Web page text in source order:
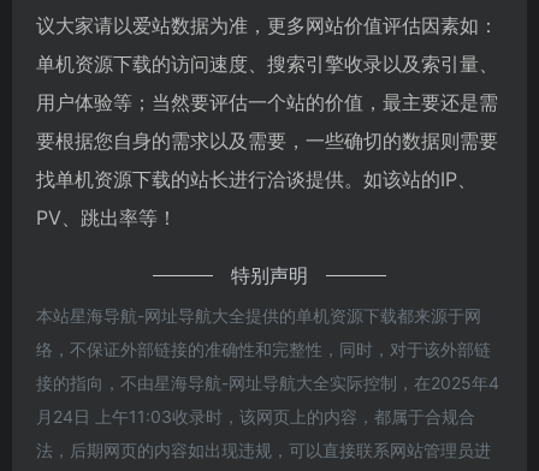
议大家请以爱站数据为准，更多网站价值评估因素如：
单机资源下载的访问速度、搜索引擎收录以及索引量、
用户体验等；当然要评估一个站的价值，最主要还是需
要根据您自身的需求以及需要，一些确切的数据则需要
找单机资源下载的站长进行洽谈提供。如该站的IP、
PV、跳出率等！
特别声明
本站星海导航-网址导航大全提供的单机资源下载都来源于网
络，不保证外部链接的准确性和完整性，同时，对于该外部链
接的指向，不由星海导航-网址导航大全实际控制，在2025年4
月24日 上午11:03收录时，该网页上的内容，都属于合规合
法，后期网页的内容如出现违规，可以直接联系网站管理员进